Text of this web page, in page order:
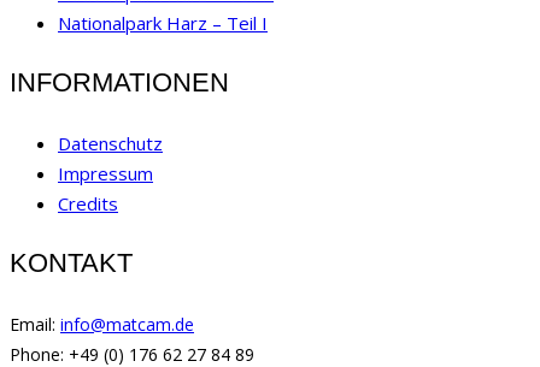
Nationalpark Harz – Teil I
INFORMATIONEN
Datenschutz
Impressum
Credits
KONTAKT
Email: info@matcam.de
Phone: +49 (0) 176 62 27 84 89